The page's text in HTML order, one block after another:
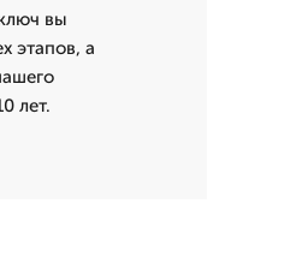
вы
этапов, а
лет.